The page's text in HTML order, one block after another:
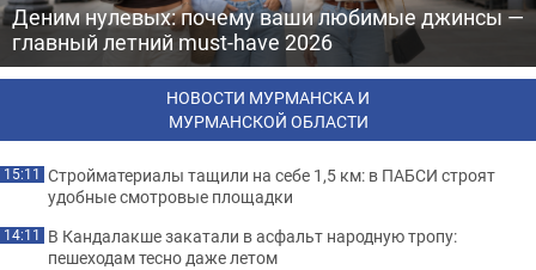
Деним нулевых: почему ваши любимые джинсы —
главный летний must-have 2026
НОВОСТИ МУРМАНСКА И
МУРМАНСКОЙ ОБЛАСТИ
15:11 Стройматериалы тащили на себе 1,5 км: в ПАБСИ строят
удобные смотровые площадки
14:11 В Кандалакше закатали в асфальт народную тропу:
пешеходам тесно даже летом